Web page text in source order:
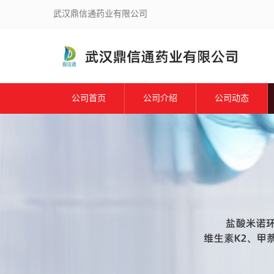
武汉鼎信通药业有限公司
公司首页 公司介绍 公司动态